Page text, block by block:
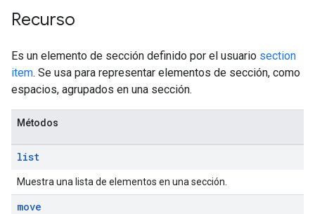
Recurso
Es un elemento de sección definido por el usuario section
item. Se usa para representar elementos de sección, como
espacios, agrupados en una sección.
Métodos
list
Muestra una lista de elementos en una sección.
move